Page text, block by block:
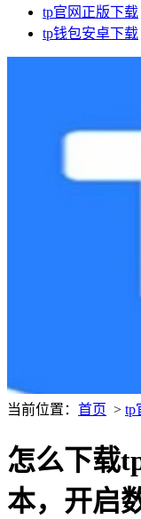
tp官网正版下载
tp钱包安卓下载
当前位置： 首页 > tp
怎么下载
本，开启